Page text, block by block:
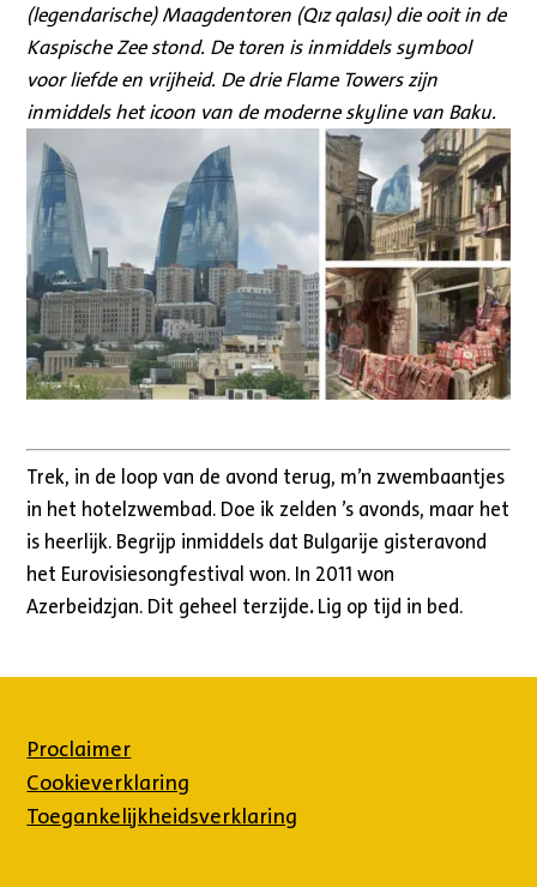
(legendarische) Maagdentoren (Qız qalası) die ooit in de
Kaspische Zee stond. De toren is inmiddels symbool
voor liefde en vrijheid. De drie Flame Towers zijn
inmiddels het icoon van de moderne skyline van Baku.
Trek, in de loop van de avond terug, m’n zwembaantjes
in het hotelzwembad. Doe ik zelden ’s avonds, maar het
is heerlijk. Begrijp inmiddels dat Bulgarije gisteravond
het Eurovisiesongfestival won. In 2011 won
Azerbeidzjan. Dit geheel terzijde.Lig op tijd in bed.
Proclaimer
Cookieverklaring
Toegankelijkheidsverklaring